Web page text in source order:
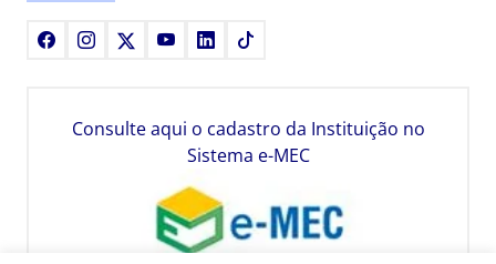
FacebookInstagram YoutubeLinkedIn
Consulte aqui o cadastro da Instituição no
Sistema e-MEC